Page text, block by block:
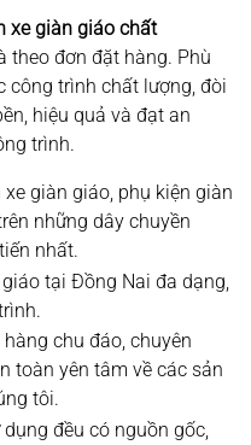
xe giàn giáo chất
theo đơn đặt hàng. Phù
công trình chất lượng, đòi
hiệu quả và đạt an
trình.
giàn giáo, phụ kiện giàn
những dây chuyền
nhất.
tại Đồng Nai đa dạng,
chu đáo, chuyên
toàn yên tâm về các sản
tôi.
đều có nguồn gốc,